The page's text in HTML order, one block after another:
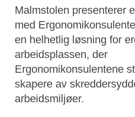
Malmstolen presenterer
med
en helhetlig løsning for
arbeidsplassen, der
Ergonomikonsulentene
skapere av
arbeidsmiljøer.